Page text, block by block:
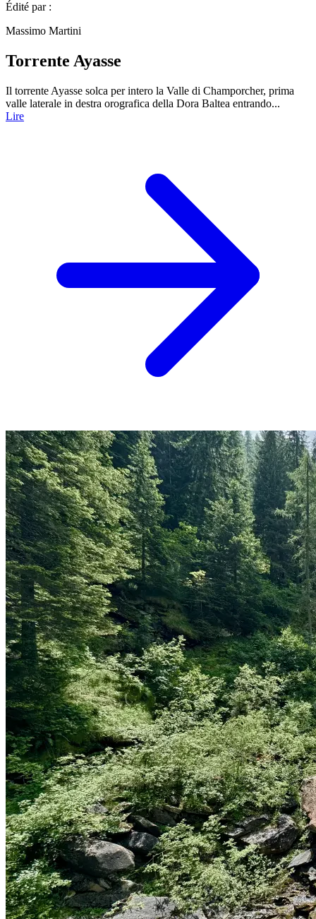
Édité par :
Massimo Martini
Torrente Ayasse
Il torrente Ayasse solca per intero la Valle di Champorcher, prima
valle laterale in destra orografica della Dora Baltea entrando...
Lire